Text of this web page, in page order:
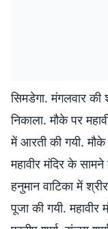
सिमडेगा. मंगलवार की
निकाला. मौके पर
में आरती की गयी.
महावीर मंदिर के
हनुमान वाटिका में
पूजा की गयी. महावीर